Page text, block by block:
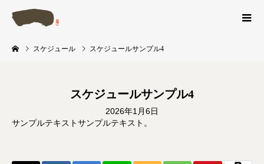
スケジュール スケジュールサンプル4
スケジュールサンプル4
2026年1月6日
サンプルテキストサンプルテキスト。